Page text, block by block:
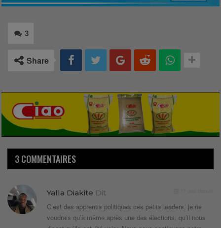
3
Share
3 COMMENTAIRES
Yalla Diakite Dit
C’est des apprentis politiques ces petits leaders, je ne
voudrais qu’à même après une des élections, qu’il nous